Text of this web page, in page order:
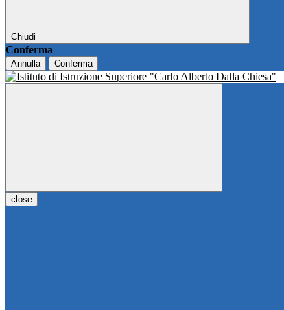
Chiudi
Conferma
Annulla Conferma
close